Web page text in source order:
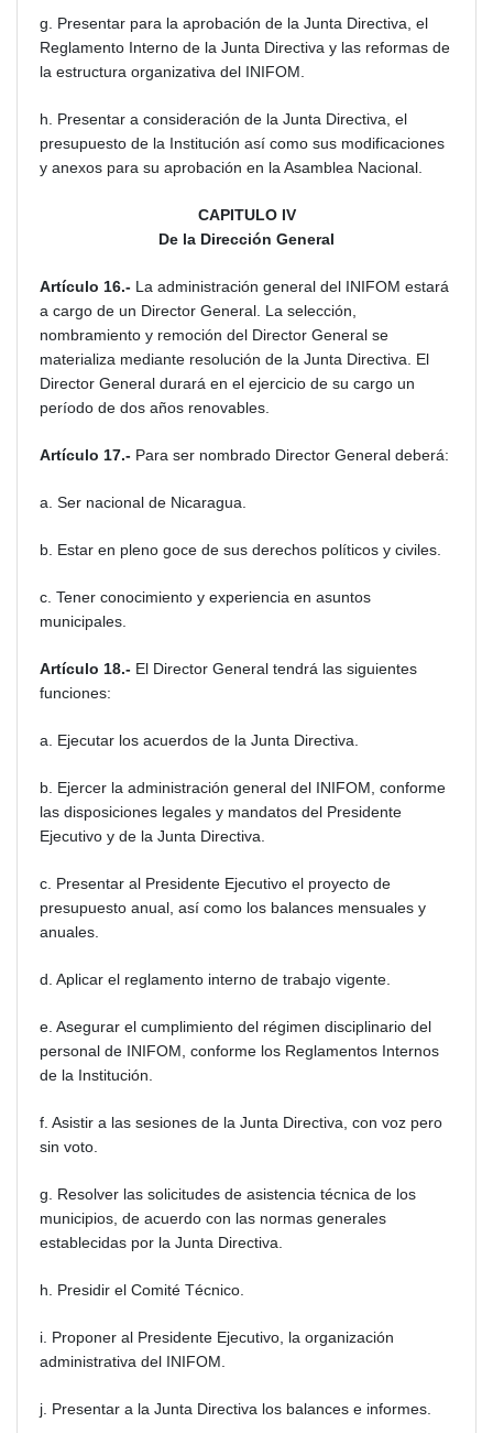
g. Presentar para la aprobación de la Junta Directiva, el
Reglamento Interno de la Junta Directiva y las reformas de
la estructura organizativa del INIFOM.
h. Presentar a consideración de la Junta Directiva, el
presupuesto de la Institución así como sus modificaciones
y anexos para su aprobación en la Asamblea Nacional.
CAPITULO IV
De la Dirección General
Artículo 16.- La administración general del INIFOM estará
a cargo de un Director General. La selección,
nombramiento y remoción del Director General se
materializa mediante resolución de la Junta Directiva. El
Director General durará en el ejercicio de su cargo un
período de dos años renovables.
Artículo 17.- Para ser nombrado Director General deberá:
a. Ser nacional de Nicaragua.
b. Estar en pleno goce de sus derechos políticos y civiles.
c. Tener conocimiento y experiencia en asuntos
municipales.
Artículo 18.- El Director General tendrá las siguientes
funciones:
a. Ejecutar los acuerdos de la Junta Directiva.
b. Ejercer la administración general del INIFOM, conforme
las disposiciones legales y mandatos del Presidente
Ejecutivo y de la Junta Directiva.
c. Presentar al Presidente Ejecutivo el proyecto de
presupuesto anual, así como los balances mensuales y
anuales.
d. Aplicar el reglamento interno de trabajo vigente.
e. Asegurar el cumplimiento del régimen disciplinario del
personal de INIFOM, conforme los Reglamentos Internos
de la Institución.
f. Asistir a las sesiones de la Junta Directiva, con voz pero
sin voto.
g. Resolver las solicitudes de asistencia técnica de los
municipios, de acuerdo con las normas generales
establecidas por la Junta Directiva.
h. Presidir el Comité Técnico.
i. Proponer al Presidente Ejecutivo, la organización
administrativa del INIFOM.
j. Presentar a la Junta Directiva los balances e informes.